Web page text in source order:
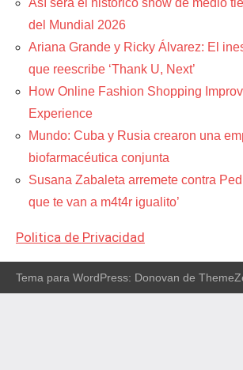
Así será el histórico show de medio
del Mundial 2026
Ariana Grande y Ricky Álvarez: El
que reescribe ‘Thank U, Next’
How Online Fashion Shopping
Experience
Mundo: Cuba y Rusia crearon una
biofarmacéutica conjunta
Susana Zabaleta arremete contra
que te van a m4t4r igualito’
Politica de Privacidad
Tema para WordPress: Donovan de